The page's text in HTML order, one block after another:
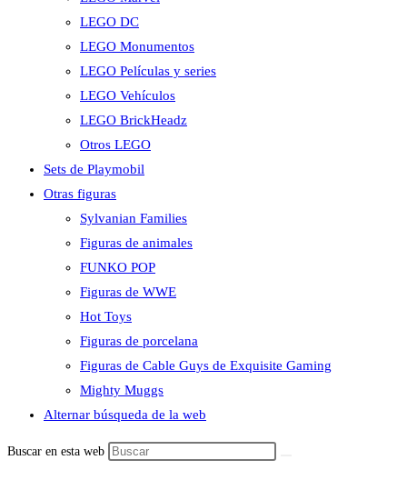
LEGO DC
LEGO Monumentos
LEGO Películas y series
LEGO Vehículos
LEGO BrickHeadz
Otros LEGO
Sets de Playmobil
Otras figuras
Sylvanian Families
Figuras de animales
FUNKO POP
Figuras de WWE
Hot Toys
Figuras de porcelana
Figuras de Cable Guys de Exquisite Gaming
Mighty Muggs
Alternar búsqueda de la web
Buscar en esta web